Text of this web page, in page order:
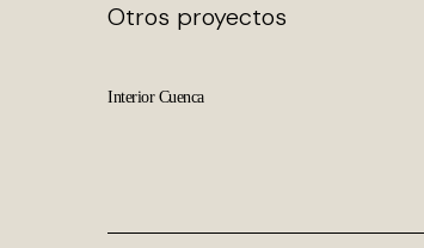
Otros proyectos
Cuenca
Interior Cuenca